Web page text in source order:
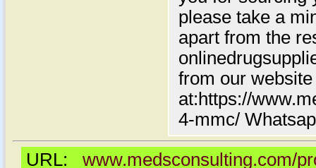
please take a
apart from the
from our website
at:https://
4-mmc/
URL: www.medsconsulting.com/